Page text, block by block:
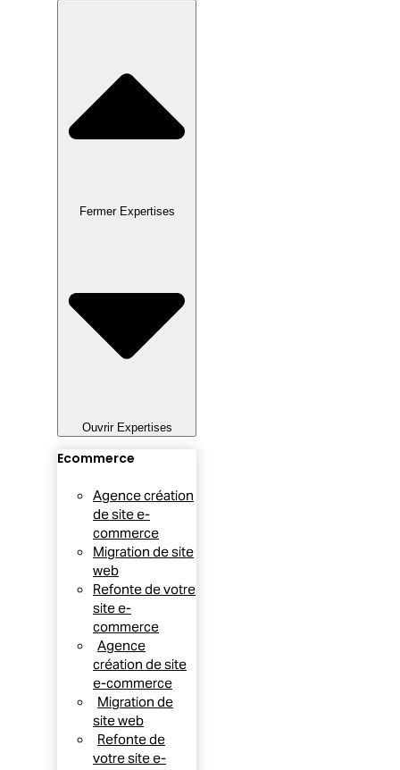
Fermer Expertises
Ouvrir Expertises
Ecommerce
Agence création
de site e-
commerce
Migration de site
web
Refonte de votre
site e-
commerce
Agence
création de site
e-commerce
Migration de
site web
Refonte de
votre site e-